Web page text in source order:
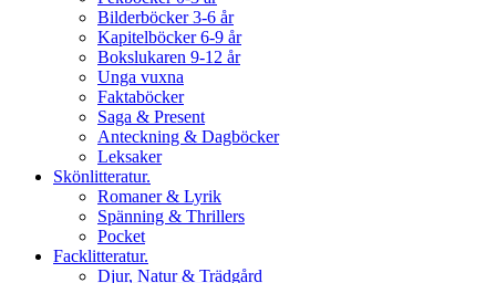
Bilderböcker 3-6 år
Kapitelböcker 6-9 år
Bokslukaren 9-12 år
Unga vuxna
Faktaböcker
Saga & Present
Anteckning & Dagböcker
Leksaker
Skönlitteratur.
Romaner & Lyrik
Spänning & Thrillers
Pocket
Facklitteratur.
Djur, Natur & Trädgård